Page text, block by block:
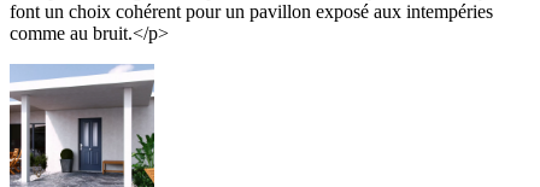
font un choix cohérent pour un pavillon exposé aux intempéries
comme au bruit.</p>